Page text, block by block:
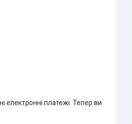
електронні платежі. Тепер ви